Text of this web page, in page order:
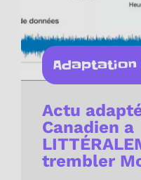
Actu
Canadien a
trembler